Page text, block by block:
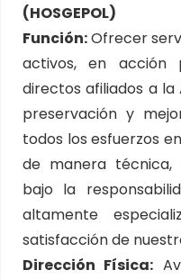
(HOSGEPOL)
Función:Ofrecer
activos, en acción
directos afiliados a la
preservación y
todos los esfuerzos
de manera técnica,
bajo la
altamente
satisfacción de
Dirección Física: